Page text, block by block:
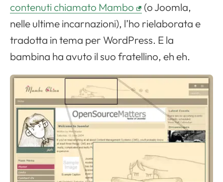
contenuti chiamato Mambo
(o Joomla,
nelle ultime incarnazioni), l’ho rielaborata e
tradotta in tema per WordPress. E la
bambina ha avuto il suo fratellino, eh eh.